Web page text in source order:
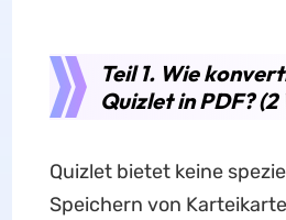
Teil 1. Wie
Quizlet in PDF? (2
Quizlet bietet keine
Speichern von